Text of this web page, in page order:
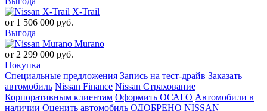
X-Trail
от 1 506 000 руб.
Выгода
Murano
от 2 299 000 руб.
Покупка
Специальные предложения Запись на тест-драйв Заказать
автомобиль Nissan Finance Nissan Страхование
Корпоративным клиентам Оформить ОСАГО Автомобили в
наличии Оценить автомобиль ОДОБРЕНО NISSAN